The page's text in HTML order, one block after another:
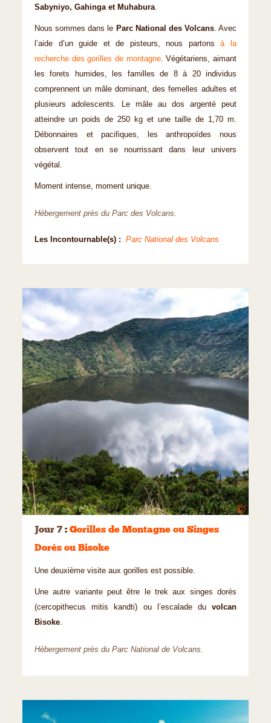
Sabyniyo, Gahinga et Muhabura.
Nous sommes dans le Parc National des Volcans. Avec
l’aide d’un guide et de pisteurs, nous partonsà la
recherche des gorilles de montagne. Végétariens, aimant
les forets humides, les familles de 8 à 20 individus
comprennent un mâle dominant, des femelles adultes et
plusieurs adolescents. Le mâle au dos argenté peut
atteindre un poids de 250 kg et une taille de 1,70 m.
Débonnaires et pacifiques, les anthropoïdes nous
observent tout en se nourrissant dans leur univers
végétal.
Moment intense, moment unique.
Hébergement près du Parc des Volcans.
Les Incontournable(s) : Parc National des Volcans
©
Jour 7 : Gorilles de Montagne ou Singes
Dorés ou Bisoke
Une deuxième visite aux gorilles est possible.
Une autre variante peut être le trek aux singes dorés
(cercopithecus mitis kandti) ou l’escalade du volcan
Bisoke.
Hébergement près du Parc National de Volcans.